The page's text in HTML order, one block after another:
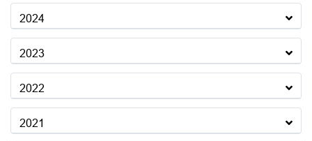
2024
2023
2022
2021